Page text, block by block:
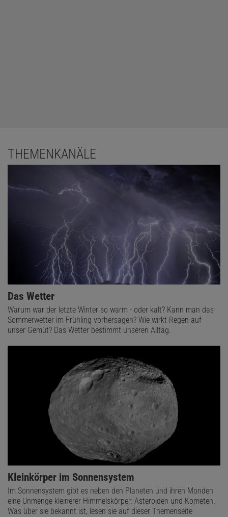
THEMENKANÄLE
Das Wetter
Warum war der letzte Winter so warm - oder kalt? Kann man das
Sommerwetter im Frühling vorhersagen? Wie wirkt Regen auf
unser Gemüt? Das Wetter bestimmt unseren Alltag.
Kleinkörper im Sonnensystem
Im Sonnensystem gibt es neben den Planeten und ihren Monden
eine Unmenge kleinerer Himmelskörper: Asteroiden und Kometen.
Was über sie bekannt ist, lesen sie auf dieser Themenseite